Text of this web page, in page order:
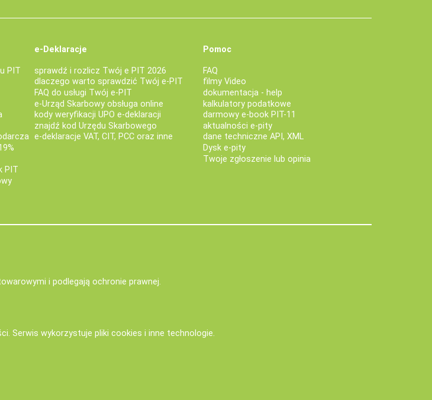
PIT
PIT
e-Deklaracje
sprawdź i rozlicz Twój e PIT 2026
dlaczego warto sprawdzić Twój e-PIT
FAQ do usługi Twój e-PIT
e-Urząd Skarbowy obsługa online
kody weryfikacji UPO e-deklaracji
znajdź kod Urzędu Skarbowego
e-deklaracje VAT, CIT, PCC oraz inne
Pomoc
FAQ
filmy Video
dokumentacja - help
kalkulatory podatkowe
darmowy e-book PIT-11
aktualności e-pity
dane techniczne API, XML
Dysk e-pity
Twoje zgłoszenie lub opinia
i podlegają ochronie prawnej.
. Serwis wykorzystuje pliki cookies i inne technologie.